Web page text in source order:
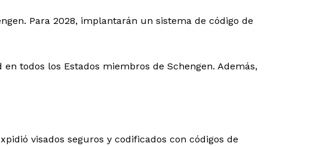
Para 2028, implantarán un sistema de código de
todos los Estados miembros de Schengen. Además,
visados seguros y codificados con códigos de